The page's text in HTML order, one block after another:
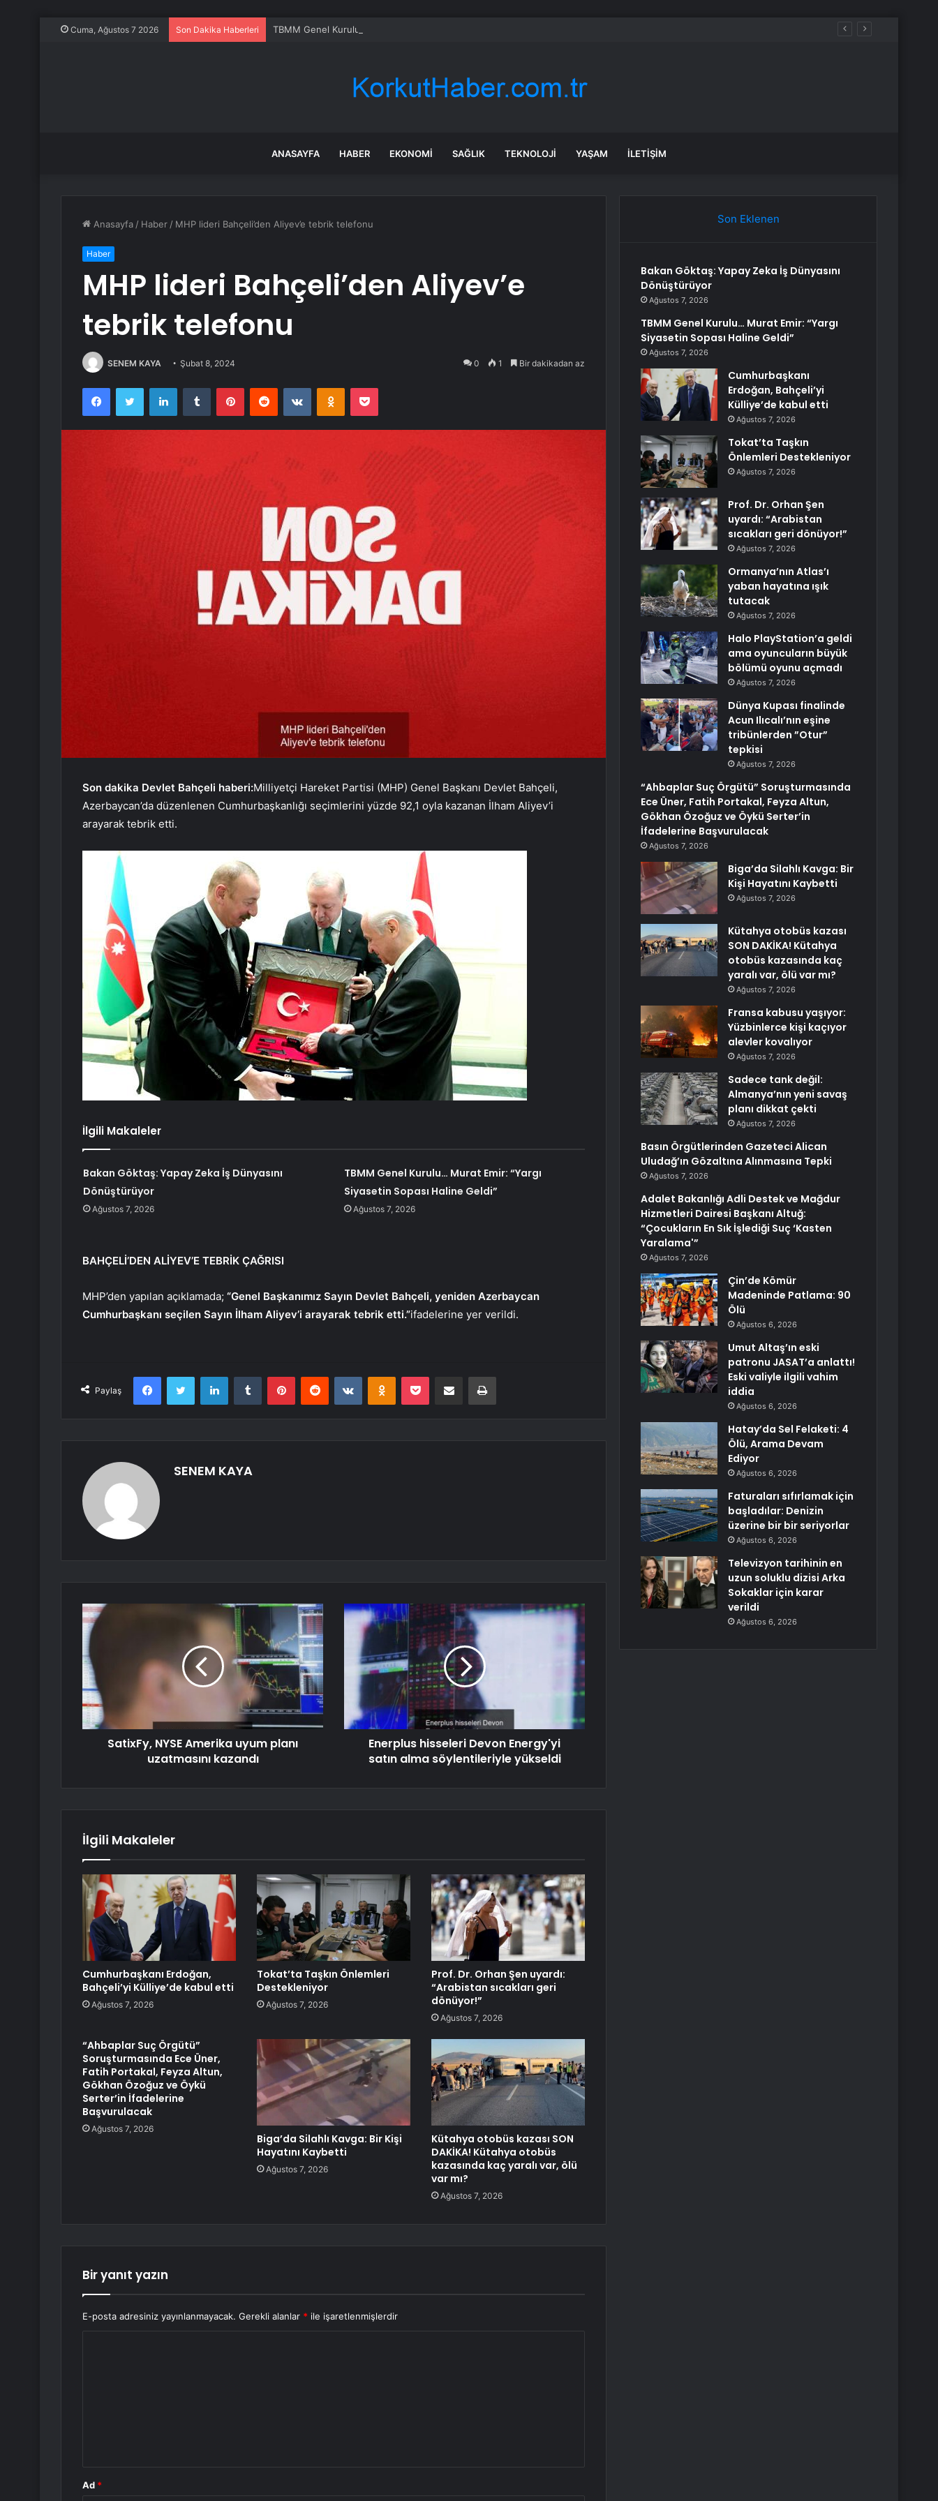
Cuma, Ağustos 7 2026 Son Dakika Haberleri TBMM Genel Kurulu… Murat Emir: “Yargı Siyasetin Sopası Haline Geldi”
ANASAYFA HABER EKONOMI SAĞLIK TEKNOLOJI YAŞAM İLETIŞIM
Anasayfa / Haber / MHP lideri Bahçeli’den Aliyev’e tebrik telefonu
Haber
MHP lideri Bahçeli’den Aliyev’e
tebrik telefonu
SENEM KAYA Şubat 8, 2024 0 1 Bir dakikadan az
FacebookTwitter LinkedInTumblr PinterestReddit VKontakteOdnoklassniki
Pocket
Son dakika Devlet Bahçeli haberi:Milliyetçi Hareket Partisi (MHP) Genel Başkanı Devlet Bahçeli,
Azerbaycan’da düzenlenen Cumhurbaşkanlığı seçimlerini yüzde 92,1 oyla kazanan İlham Aliyev’i
arayarak tebrik etti.
İlgili Makaleler
Bakan Göktaş: Yapay Zeka İş Dünyasını
Dönüştürüyor
Ağustos 7, 2026
TBMM Genel Kurulu… Murat Emir: “Yargı
Siyasetin Sopası Haline Geldi”
Ağustos 7, 2026
BAHÇELİ’DEN ALİYEV’E TEBRİK ÇAĞRISI
MHP’den yapılan açıklamada; “Genel Başkanımız Sayın Devlet Bahçeli, yeniden Azerbaycan
Cumhurbaşkanı seçilen Sayın İlham Aliyev’i arayarak tebrik etti.”ifadelerine yer verildi.
Paylaş
FacebookTwitter LinkedInTumblr PinterestReddit VKontakteOdnoklassniki
Pocket E-Posta ile paylaş Yazdır
SENEM KAYA
SatixFy, NYSE Amerika uyum planı
uzatmasını kazandı
Enerplus hisseleri Devon Energy'yi
satın alma söylentileriyle yükseldi
İlgili Makaleler
Cumhurbaşkanı Erdoğan,
Bahçeli’yi Külliye’de kabul etti
Ağustos 7, 2026
Tokat’ta Taşkın Önlemleri
Destekleniyor
Ağustos 7, 2026
Prof. Dr. Orhan Şen uyardı:
“Arabistan sıcakları geri
dönüyor!”
Ağustos 7, 2026
“Ahbaplar Suç Örgütü”
Soruşturmasında Ece Üner,
Fatih Portakal, Feyza Altun,
Gökhan Özoğuz ve Öykü
Serter’in İfadelerine
Başvurulacak
Ağustos 7, 2026
Biga’da Silahlı Kavga: Bir Kişi
Hayatını Kaybetti
Ağustos 7, 2026
Kütahya otobüs kazası SON
DAKİKA! Kütahya otobüs
kazasında kaç yaralı var, ölü
var mı?
Ağustos 7, 2026
Bir yanıt yazın
E-posta adresiniz yayınlanmayacak. Gerekli alanlar * ile işaretlenmişlerdir
Ad *
Son Eklenen
Bakan Göktaş: Yapay Zeka İş Dünyasını
Dönüştürüyor
Ağustos 7, 2026
TBMM Genel Kurulu… Murat Emir: “Yargı
Siyasetin Sopası Haline Geldi”
Ağustos 7, 2026
Cumhurbaşkanı
Erdoğan, Bahçeli’yi
Külliye’de kabul etti
Ağustos 7, 2026
Tokat’ta Taşkın
Önlemleri Destekleniyor
Ağustos 7, 2026
Prof. Dr. Orhan Şen
uyardı: “Arabistan
sıcakları geri dönüyor!”
Ağustos 7, 2026
Ormanya’nın Atlas’ı
yaban hayatına ışık
tutacak
Ağustos 7, 2026
Halo PlayStation’a geldi
ama oyuncuların büyük
bölümü oyunu açmadı
Ağustos 7, 2026
Dünya Kupası finalinde
Acun Ilıcalı’nın eşine
tribünlerden ”Otur”
tepkisi
Ağustos 7, 2026
“Ahbaplar Suç Örgütü” Soruşturmasında
Ece Üner, Fatih Portakal, Feyza Altun,
Gökhan Özoğuz ve Öykü Serter’in
İfadelerine Başvurulacak
Ağustos 7, 2026
Biga’da Silahlı Kavga: Bir
Kişi Hayatını Kaybetti
Ağustos 7, 2026
Kütahya otobüs kazası
SON DAKİKA! Kütahya
otobüs kazasında kaç
yaralı var, ölü var mı?
Ağustos 7, 2026
Fransa kabusu yaşıyor:
Yüzbinlerce kişi kaçıyor
alevler kovalıyor
Ağustos 7, 2026
Sadece tank değil:
Almanya’nın yeni savaş
planı dikkat çekti
Ağustos 7, 2026
Basın Örgütlerinden Gazeteci Alican
Uludağ’ın Gözaltına Alınmasına Tepki
Ağustos 7, 2026
Adalet Bakanlığı Adli Destek ve Mağdur
Hizmetleri Dairesi Başkanı Altuğ:
“Çocukların En Sık İşlediği Suç ‘Kasten
Yaralama'”
Ağustos 7, 2026
Çin’de Kömür
Madeninde Patlama: 90
Ölü
Ağustos 6, 2026
Umut Altaş’ın eski
patronu JASAT’a anlattı!
Eski valiyle ilgili vahim
iddia
Ağustos 6, 2026
Hatay’da Sel Felaketi: 4
Ölü, Arama Devam
Ediyor
Ağustos 6, 2026
Faturaları sıfırlamak için
başladılar: Denizin
üzerine bir bir seriyorlar
Ağustos 6, 2026
Televizyon tarihinin en
uzun soluklu dizisi Arka
Sokaklar için karar
verildi
Ağustos 6, 2026